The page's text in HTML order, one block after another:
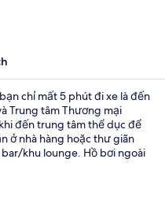
chỉ mất 5 phút đi xe là đến
Trung tâm Thương mại
đến trung tâm thể dục để
ở nhà hàng hoặc thư giãn
khu lounge. Hồ bơi ngoài
trọng này. Du khách đánh